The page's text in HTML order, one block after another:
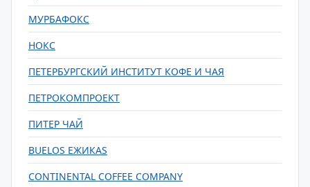
МУРБАФОКС
НОКС
ПЕТЕРБУРГСКИЙ ИНСТИТУТ КОФЕ И ЧАЯ
ПЕТРОКОМПРОЕКТ
ПИТЕР ЧАЙ
BUELOS ЕЖИКАS
CONTINENTAL COFFEE COMPANY